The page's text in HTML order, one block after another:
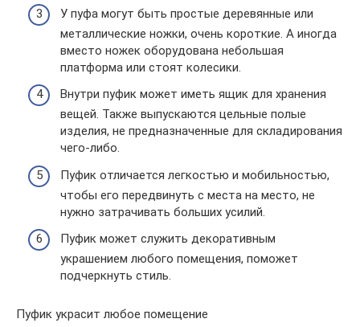
У пуфа могут быть простые деревянные или
металлические ножки, очень короткие. А иногда
вместо ножек оборудована небольшая
платформа или стоят колесики.
Внутри пуфик может иметь ящик для хранения
вещей. Также выпускаются цельные полые
изделия, не предназначенные для складирования
чего-либо.
Пуфик отличается легкостью и мобильностью,
чтобы его передвинуть с места на место, не
нужно затрачивать больших усилий.
Пуфик может служить декоративным
украшением любого помещения, поможет
подчеркнуть стиль.
Пуфик украсит любое помещение